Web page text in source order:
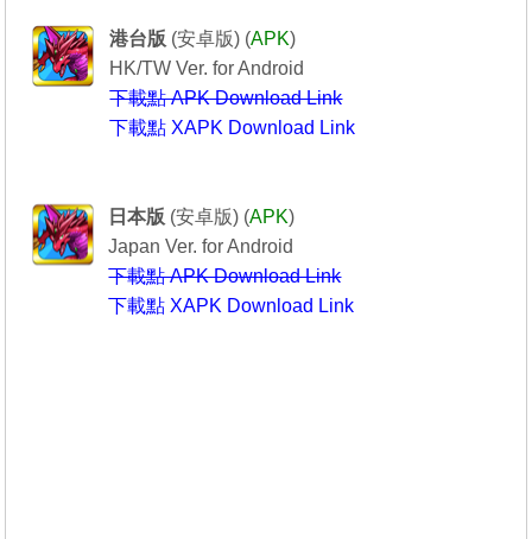
港台版 (安卓版) (APK)
HK/TW Ver. for Android
下載點 APK Download Link
下載點 XAPK Download Link
日本版 (安卓版) (APK)
Japan Ver. for Android
下載點 APK Download Link
下載點 XAPK Download Link